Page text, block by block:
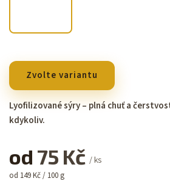
od 75 Kč / ks
od 149 Kč / 100 g
Zvolte variantu
Lyofilizované sýry – plná chuť a
kdykoliv.